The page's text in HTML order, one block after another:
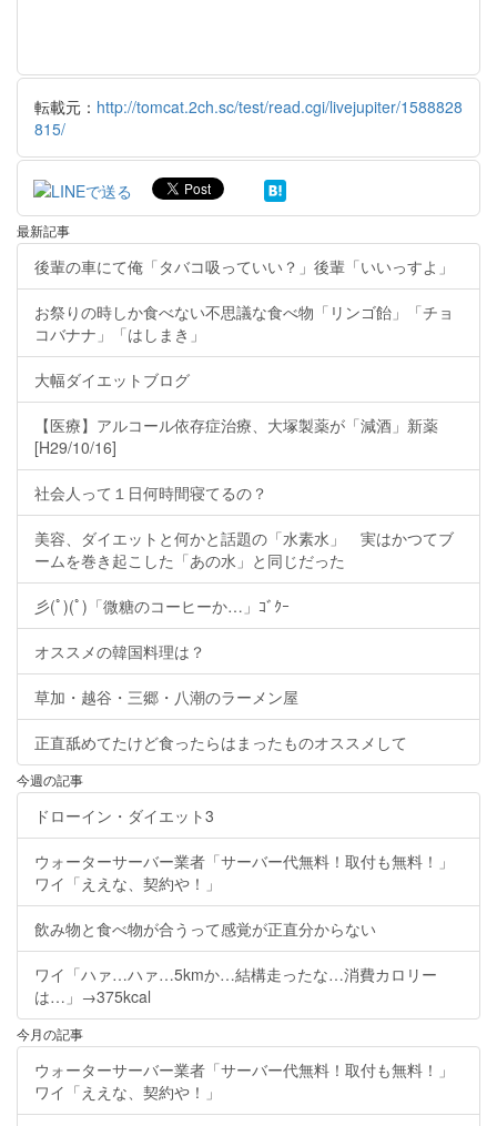
転載元： http://tomcat.2ch.sc/test/read.cgi/livejupiter/1588828
815/
最新記事
後輩の車にて俺「タバコ吸っていい？」後輩「いいっすよ」
お祭りの時しか食べない不思議な食べ物「リンゴ飴」「チョ
コバナナ」「はしまき」
大幅ダイエットブログ
【医療】アルコール依存症治療、大塚製薬が「減酒」新薬
[H29/10/16]
社会人って１日何時間寝てるの？
美容、ダイエットと何かと話題の「水素水」 実はかつてブ
ームを巻き起こした「あの水」と同じだった
彡(ﾟ)(ﾟ)「微糖のコーヒーか…」ｺﾞｸｰ
オススメの韓国料理は？
草加・越谷・三郷・八潮のラーメン屋
正直舐めてたけど食ったらはまったものオススメして
今週の記事
ドローイン・ダイエット3
ウォーターサーバー業者「サーバー代無料！取付も無料！」
ワイ「ええな、契約や！」
飲み物と食べ物が合うって感覚が正直分からない
ワイ「ハァ…ハァ…5kmか…結構走ったな…消費カロリー
は…」→375kcal
今月の記事
ウォーターサーバー業者「サーバー代無料！取付も無料！」
ワイ「ええな、契約や！」